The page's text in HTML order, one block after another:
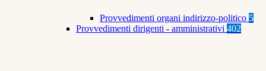
Provvedimenti organi indirizzo-politico 5
Provvedimenti dirigenti - amministrativi 402